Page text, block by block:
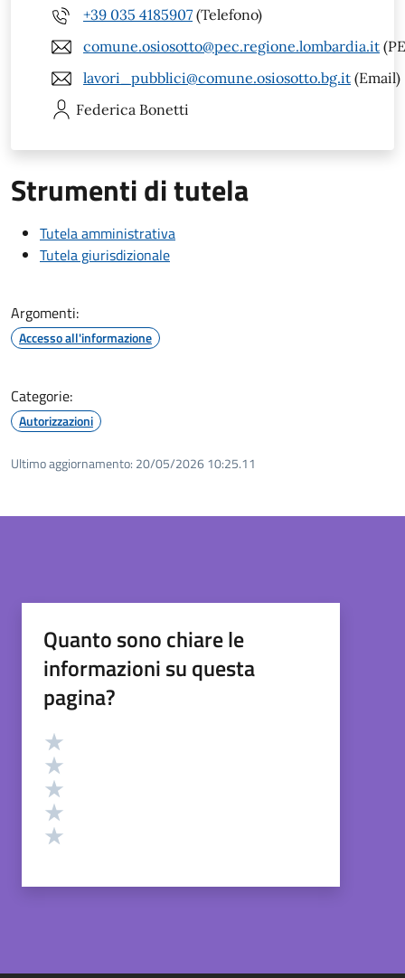
+39 035 4185907 (Telefono)
comune.osiosotto@pec.regione.lombardia.it
lavori_pubblici@comune.osiosotto.bg.it (Email)
Federica Bonetti
Strumenti di tutela
Tutela amministrativa
Tutela giurisdizionale
Argomenti:
Accesso all'informazione
Categorie:
Autorizzazioni
Ultimo aggiornamento: 20/05/2026 10:25.11
Quanto sono chiare le
informazioni su questa
pagina?
Valutazione